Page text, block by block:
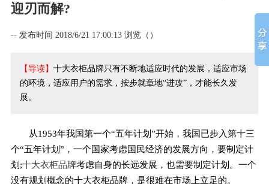
迎刃而解?
-- 发布时间 2018/6/21 17:00:13 浏览（ ）
【导读】 十大衣柜品牌只有不断地适应时代的发展，适应市场
的环境，适应用户的需求，按步就章地“进攻”，才能长久发
展。
从1953年我国第一个“五年计划”开始，我国已步入第十三
个“五年计划”，一个国家考虑国民经济的发展方向，要制定计
划;十大衣柜品牌考虑自身的长远发展，也需要制定计划。一个
没有规划概念的十大衣柜品牌，是很难在市场上立足的。